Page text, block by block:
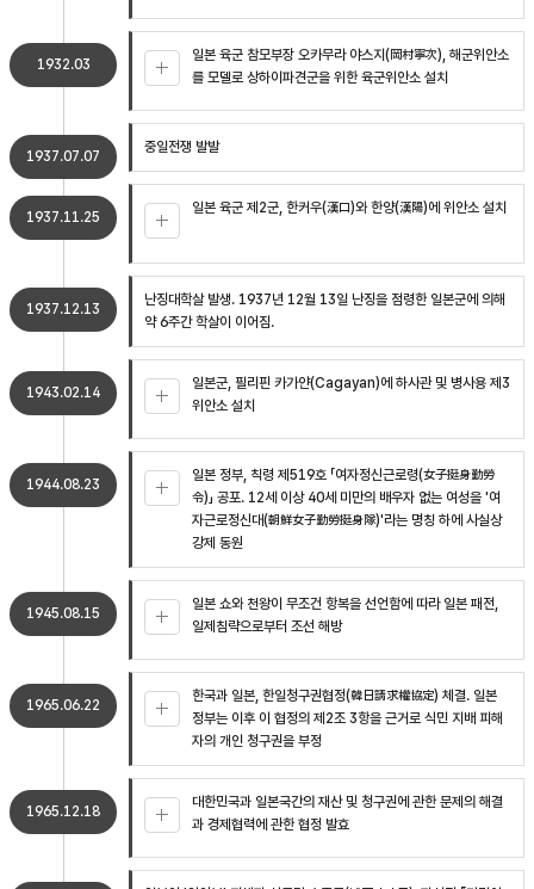
1932.03
일본 육군 참모부장 오카무라 야스지(岡村寧次), 해군위안소
를 모델로 상하이파견군을 위한 육군위안소 설치
1937.07.07
중일전쟁 발발
1937.11.25
일본 육군 제2군, 한커우(漢口)와 한양(漢陽)에 위안소 설치
1937.12.13
난징대학살 발생. 1937년 12월 13일 난징을 점령한 일본군에 의해
약 6주간 학살이 이어짐.
1943.02.14
일본군, 필리핀 카가얀(Cagayan)에 하사관 및 병사용 제3
위안소 설치
1944.08.23
일본 정부, 칙령 제519호 「여자정신근로령(女子挺身勤勞
令)」 공포. 12세 이상 40세 미만의 배우자 없는 여성을 '여
자근로정신대(朝鮮女子勤勞挺身隊)'라는 명칭 하에 사실상
강제 동원
1945.08.15
일본 쇼와 천왕이 무조건 항복을 선언함에 따라 일본 패전,
일제침략으로부터 조선 해방
1965.06.22
한국과 일본, 한일청구권협정(韓日請求權協定) 체결. 일본
정부는 이후 이 협정의 제2조 3항을 근거로 식민 지배 피해
자의 개인 청구권을 부정
1965.12.18
대한민국과 일본국간의 재산 및 청구권에 관한 문제의 해결
과 경제협력에 관한 협정 발효